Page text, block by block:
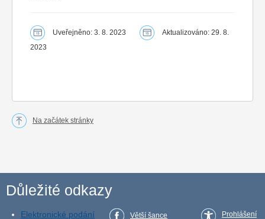
Uveřejněno: 3. 8. 2023
Aktualizováno: 29. 8.
2023
Na začátek stránky
Důležité odkazy
Elektronické podání Větší šance Prohlášení